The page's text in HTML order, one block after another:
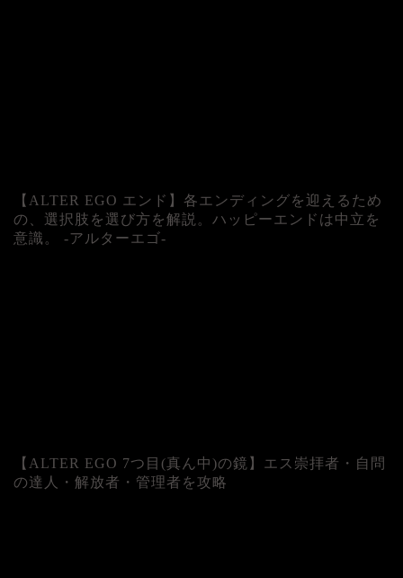
【ALTER EGO エンド】各エンディングを迎えるため
の、選択肢を選び方を解説。ハッピーエンドは中立を
意識。 -アルターエゴ-
【ALTER EGO 7つ目(真ん中)の鏡】エス崇拝者・自問
の達人・解放者・管理者を攻略